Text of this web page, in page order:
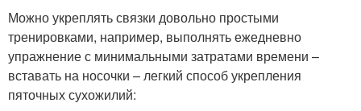
Можно укреплять связки довольно простыми
тренировками, например, выполнять ежедневно
упражнение с минимальными затратами времени –
вставать на носочки – легкий способ укрепления
пяточных сухожилий: